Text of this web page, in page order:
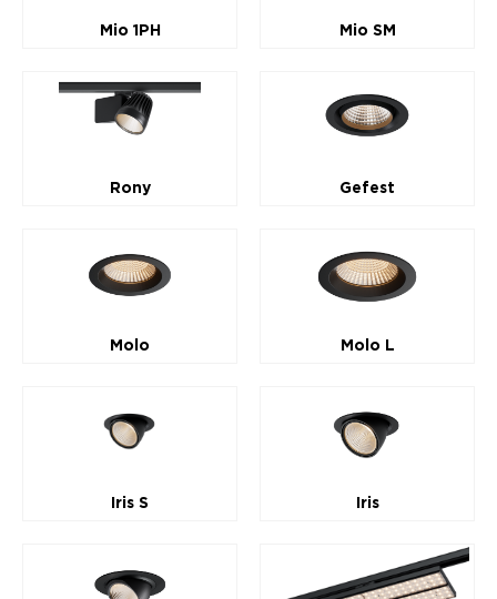
Mio 1PH Mio SM
Rony Gefest
Molo Molo L
Iris S Iris